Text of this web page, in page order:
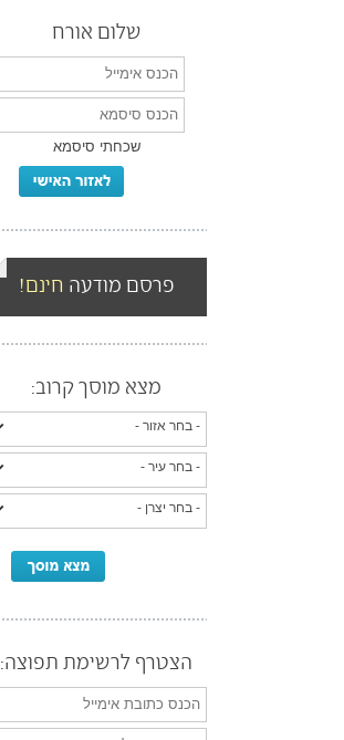
שלום אורח
שכחתי סיסמא
פרסם מודעה חינם!
מצא מוסך קרוב:
הצטרף לרשימת תפוצה: